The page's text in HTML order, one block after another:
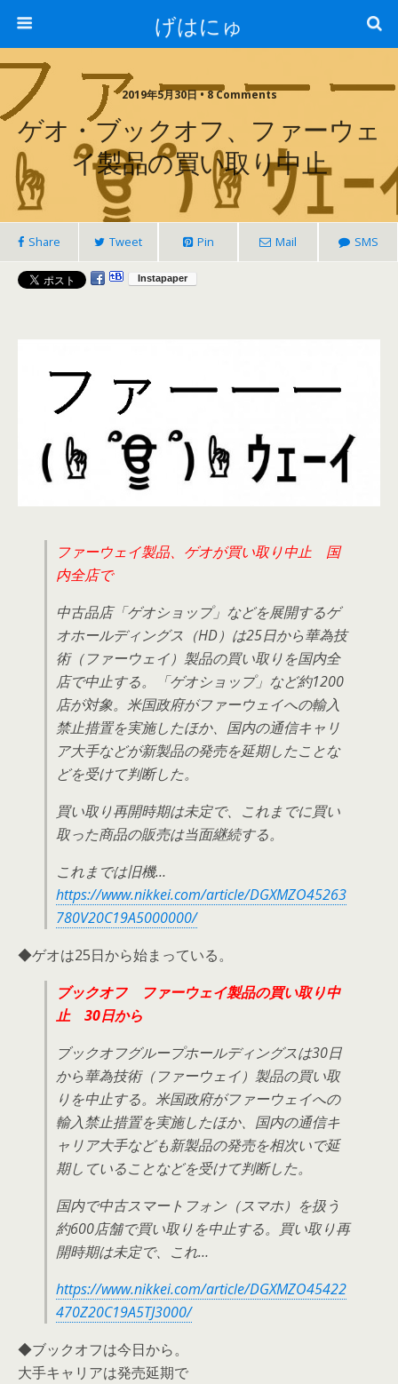
げはにゅ
2019年5月30日 • 8 Comments
ゲオ・ブックオフ、ファーウェ
イ製品の買い取り中止
Share Tweet Pin Mail SMS
ファーウェイ製品、ゲオが買い取り中止 国
内全店で
中古品店「ゲオショップ」などを展開するゲ
オホールディングス（HD）は25日から華為技
術（ファーウェイ）製品の買い取りを国内全
店で中止する。「ゲオショップ」など約1200
店が対象。米国政府がファーウェイへの輸入
禁止措置を実施したほか、国内の通信キャリ
ア大手などが新製品の発売を延期したことな
どを受けて判断した。
買い取り再開時期は未定で、これまでに買い
取った商品の販売は当面継続する。
これまでは旧機…
https://www.nikkei.com/article/DGXMZO45263
780V20C19A5000000/
◆ゲオは25日から始まっている。
ブックオフ ファーウェイ製品の買い取り中
止 30日から
ブックオフグループホールディングスは30日
から華為技術（ファーウェイ）製品の買い取
りを中止する。米国政府がファーウェイへの
輸入禁止措置を実施したほか、国内の通信キ
ャリア大手なども新製品の発売を相次いで延
期していることなどを受けて判断した。
国内で中古スマートフォン（スマホ）を扱う
約600店舗で買い取りを中止する。買い取り再
開時期は未定で、これ…
https://www.nikkei.com/article/DGXMZO45422
470Z20C19A5TJ3000/
◆ブックオフは今日から。
大手キャリアは発売延期で